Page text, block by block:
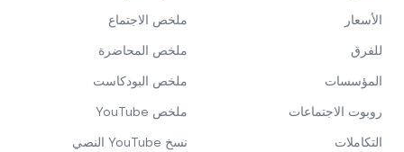
الأسعار
للفرق
المؤسسات
روبوت الاجتماعات
التكاملات
ملخص الاجتماع
ملخص المحاضرة
ملخص البودكاست
ملخص YouTube
نسخ YouTube النصي